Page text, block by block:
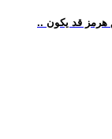
هرمز قد يكون